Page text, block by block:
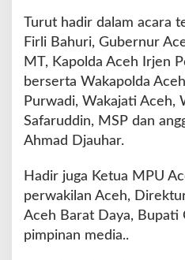
s
m
i
l
a
k
Turut hadir dalam acara
Firli Bahuri, Gubernur
MT, Kapolda Aceh Irjen
berserta Wakapolda
Purwadi, Wakajati Aceh,
Safaruddin, MSP dan
Ahmad Djauhar.
Hadir juga Ketua MPU
perwakilan Aceh,
Aceh Barat Daya, Bupati
pimpinan media..